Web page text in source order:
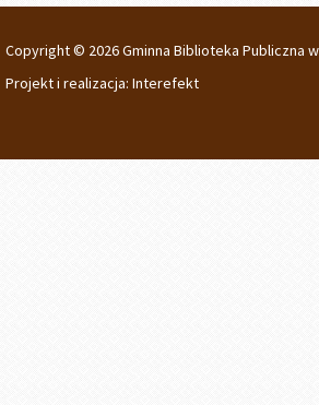
Copyright © 2026 Gminna Biblioteka Publiczna w
Projekt i realizacja: Interefekt